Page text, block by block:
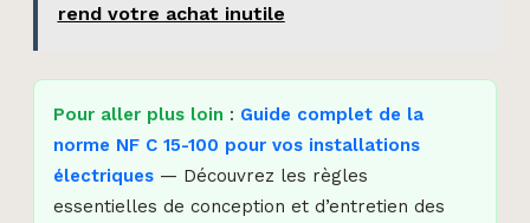
rend votre achat inutile
Pour aller plus loin : Guide complet de la
norme NF C 15-100 pour vos installations
électriques — Découvrez les règles
essentielles de conception et d’entretien des